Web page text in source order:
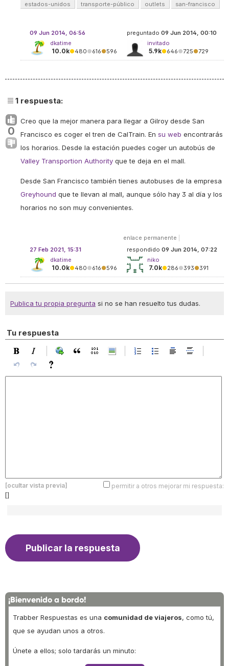
estados-unidos transporte-público outlets san-francisco
preguntado 09 Jun 2014, 00:10
invitado
5.9k●646●725●729
09 Jun 2014, 06:56
dkatime
10.0k●480●616●596
1 respuesta:
0
Creo que la mejor manera para llegar a Gilroy desde San
Francisco es coger el tren de CalTrain. En su web encontrarás
los horarios. Desde la estación puedes coger un autobús de
Valley Transportion Authority que te deja en el mall.
Desde San Francisco también tienes autobuses de la empresa
Greyhound que te llevan al mall, aunque sólo hay 3 al día y los
horarios no son muy convenientes.
enlace permanente
respondido 09 Jun 2014, 07:22
niko
7.0k●286●393●391
27 Feb 2021, 15:31
dkatime
10.0k●480●616●596
Publica tu propia pregunta si no se han resuelto tus dudas.
Tu respuesta
[ocultar vista previa]
permitir a otros mejorar mi respuesta:
[]
¡Bienvenido a bordo!
Trabber Respuestas es una comunidad de viajeros, como tú,
que se ayudan unos a otros.
Únete a ellos; solo tardarás un minuto: